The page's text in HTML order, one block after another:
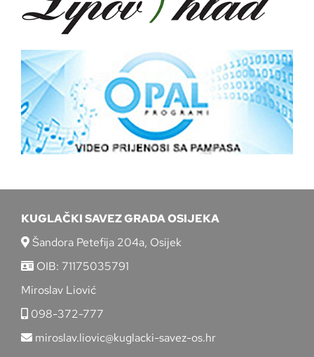
KUGLAČKI SAVEZ GRADA OSIJEKA
Šandora Petefija 204a, Osijek
OIB: 71175035791
Miroslav Liović
098-372-777
miroslav.liovic@kuglacki-savez-os.hr